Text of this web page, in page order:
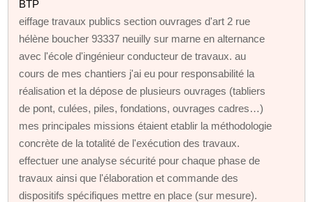
BTP
eiffage travaux publics section ouvrages d'art 2 rue
hélène boucher 93337 neuilly sur marne en alternance
avec l'école d'ingénieur conducteur de travaux. au
cours de mes chantiers j'ai eu pour responsabilité la
réalisation et la dépose de plusieurs ouvrages (tabliers
de pont, culées, piles, fondations, ouvrages cadres…)
mes principales missions étaient etablir la méthodologie
concrète de la totalité de l'exécution des travaux.
effectuer une analyse sécurité pour chaque phase de
travaux ainsi que l'élaboration et commande des
dispositifs spécifiques mettre en place (sur mesure).